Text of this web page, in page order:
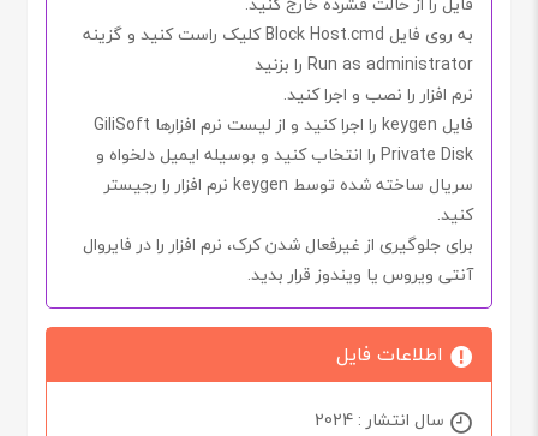
به روی فایل Block Host.cmdکلیک راست کنید و گزینه
Run as administrator را بزنید
نرم افزار را نصب و اجرا کنید.
فایل keygen را اجرا کنید و از لیست نرم افزارها GiliSoft
Private Disk را انتخاب کنید و بوسیله ایمیل دلخواه و
سریال ساخته شده توسط keygen نرم افزار را رجیستر
کنید.
برای جلوگیری از غیرفعال شدن کرک، نرم افزار را در فایروال
آنتی ویروس یا ویندوز قرار بدید.
اطلاعات فایل
سال انتشار : 2024